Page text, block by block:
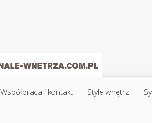
Współpraca i kontakt Style wnętrz